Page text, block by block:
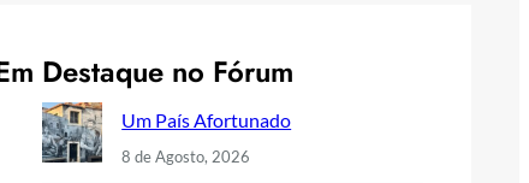
Destaque no Fórum
Um País Afortunado
8 de Agosto, 2026